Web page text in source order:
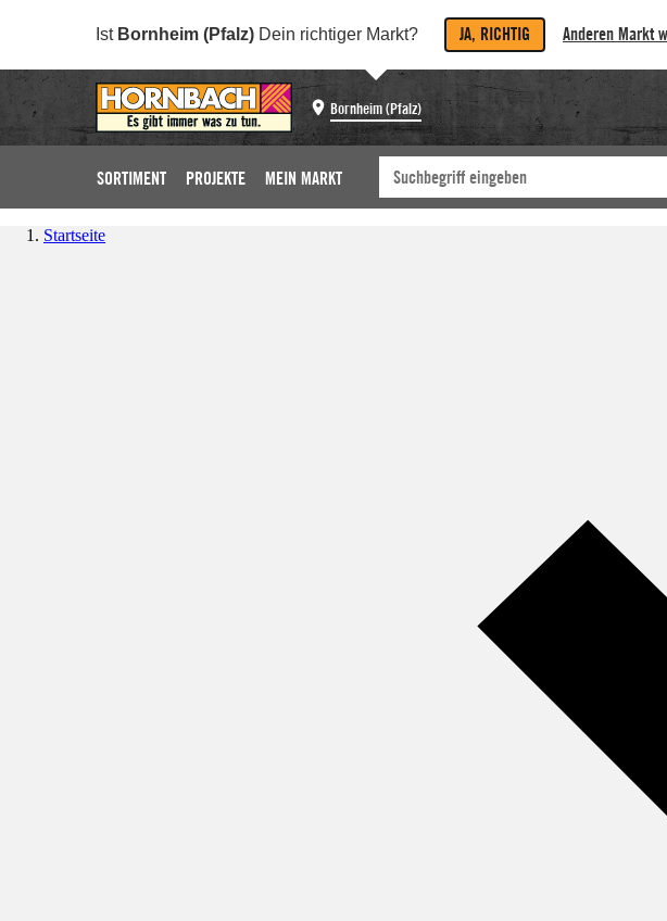
Ist Bornheim (Pfalz) Dein richtiger Markt? JA, RICHTIG Anderen Markt
Bornheim (Pfalz)
SORTIMENT PROJEKTE MEIN MARKT
Startseite